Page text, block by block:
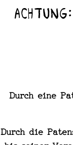
Durch eine
Durch die